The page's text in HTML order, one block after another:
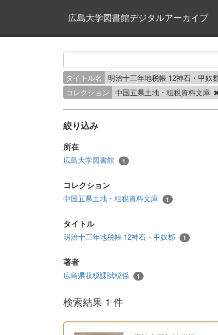
広島大学図書館デジタルアーカイブ
タイトル名
明治十三年地税帳 12神石・甲奴
コレクション
中国五県土地・租税資料文庫
絞り込み
所在
広島大学図書館 1
コレクション
中国五県土地・租税資料文庫 1
タイトル
明治十三年地税帳 12神石・甲奴郡 1
著者
広島県収税課賦税係 1
検索結果 1 件